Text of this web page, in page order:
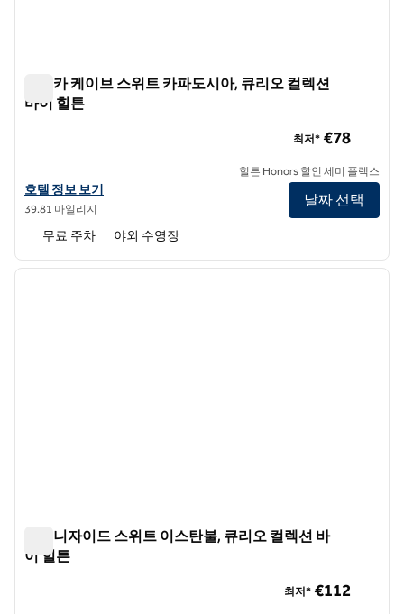
엘리카 케이브 스위트 카파도시아, 큐리오 컬렉션
바이 힐튼
Elika Cave Suites Cappadocia, 큐리오 컬렉션 바이 힐튼의 호텔 정보
호텔 정보 보기
39.81 마일리지
최저* €78
힐튼 Honors 할인 세미 플렉스
날짜 선택
무료 주차 야외 수영장
1/12
다음
알투니자이드 스위트 이스탄불, 큐리오 컬렉션 바
이 힐튼
최저* €112